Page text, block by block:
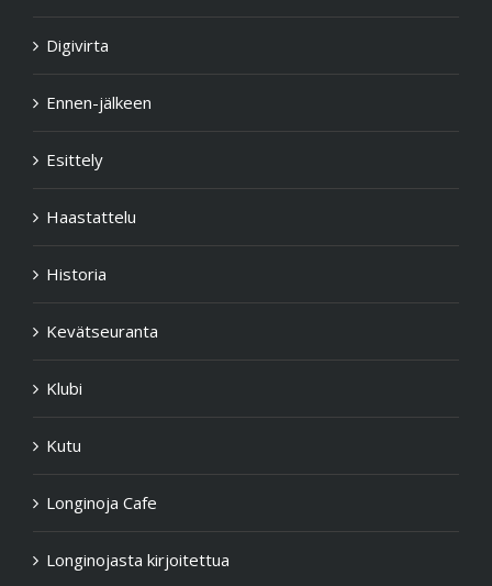
Digivirta
Ennen-jälkeen
Esittely
Haastattelu
Historia
Kevätseuranta
Klubi
Kutu
Longinoja Cafe
Longinojasta kirjoitettua